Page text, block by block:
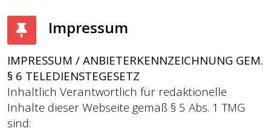
Impressum
IMPRESSUM / ANBIETERKENNZEICHNUNG GEM.
§ 6 TELEDIENSTEGESETZ
Inhaltlich Verantwortlich für redaktionelle
Inhalte dieser Webseite gemäß § 5 Abs. 1 TMG
sind: